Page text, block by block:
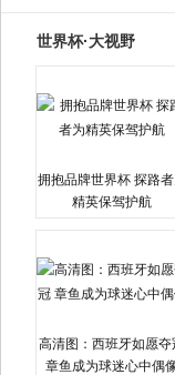
世界杯·大视野
拥抱品牌世界杯 探路
精英保驾护航
高清图：西班牙如愿夺
章鱼成为球迷心中偶